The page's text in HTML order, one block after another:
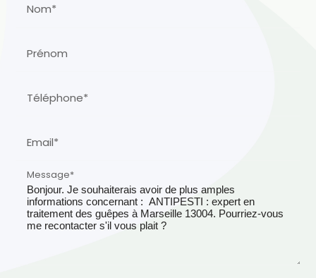
Nom*
Prénom
Téléphone*
Email*
Message*